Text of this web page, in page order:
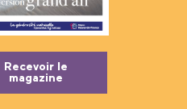
Recevoir le
magazine